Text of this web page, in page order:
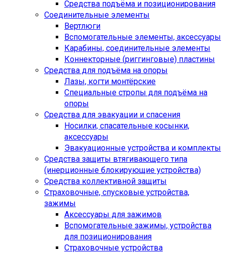
Средства подъёма и позиционирования
Соединительные элементы
Вертлюги
Вспомогательные элементы, аксессуары
Карабины, соединительные элементы
Коннекторные (риггинговые) пластины
Средства для подъёма на опоры
Лазы, когти монтёрские
Специальные стропы для подъёма на
опоры
Средства для эвакуации и спасения
Носилки, спасательные косынки,
аксессуары
Эвакуационные устройства и комплекты
Средства защиты втягивающего типа
(инерционные блокирующие устройства)
Средства коллективной защиты
Страховочные, спусковые устройства,
зажимы
Аксессуары для зажимов
Вспомогательные зажимы, устройства
для позиционирования
Страховочные устройства